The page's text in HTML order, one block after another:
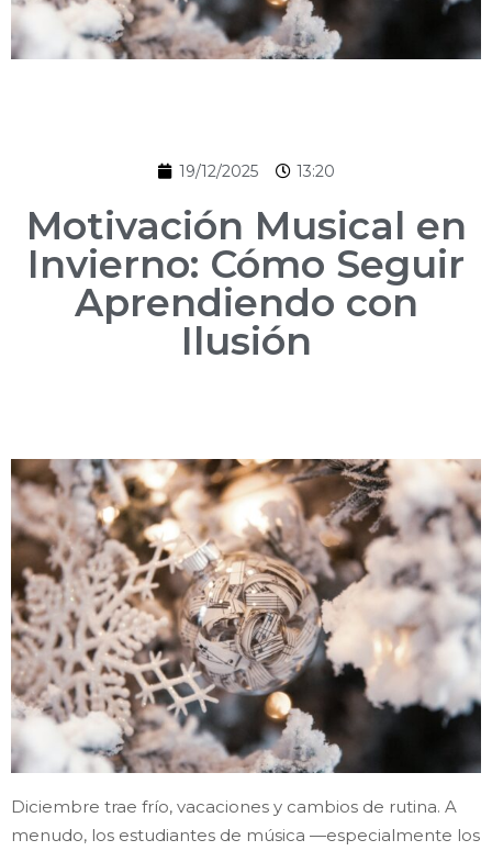
19/12/2025 13:20
Motivación Musical en
Invierno: Cómo Seguir
Aprendiendo con
Ilusión
Diciembre trae frío, vacaciones y cambios de rutina. A
menudo, los estudiantes de música —especialmente los